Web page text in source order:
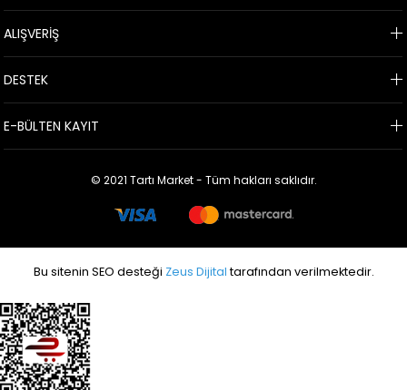
ALIŞVERİŞ
DESTEK
E-BÜLTEN KAYIT
© 2021 Tartı Market - Tüm hakları saklıdır.
Bu sitenin SEO desteği Zeus Dijital tarafından verilmektedir.